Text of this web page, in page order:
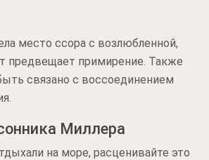
место ссора с возлюбленной,
предвещает примирение. Также
связано с воссоединением
Миллера
на море, расценивайте это